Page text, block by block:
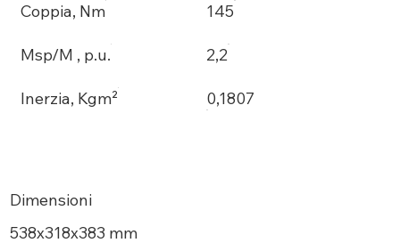
Coppia, Nm 145
Msp/M , p.u. 2,2
Inerzia, Kgm² 0,1807
Dimensioni
538х318x383 mm